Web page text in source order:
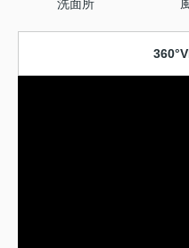
洗面所